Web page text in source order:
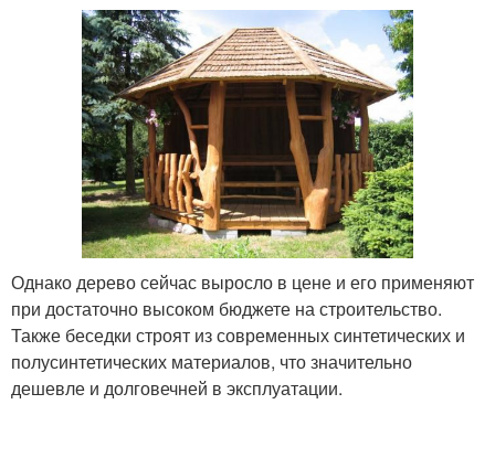
Однако дерево сейчас выросло в цене и его применяют
при достаточно высоком бюджете на строительство.
Также беседки строят из современных синтетических и
полусинтетических материалов, что значительно
дешевле и долговечней в эксплуатации.